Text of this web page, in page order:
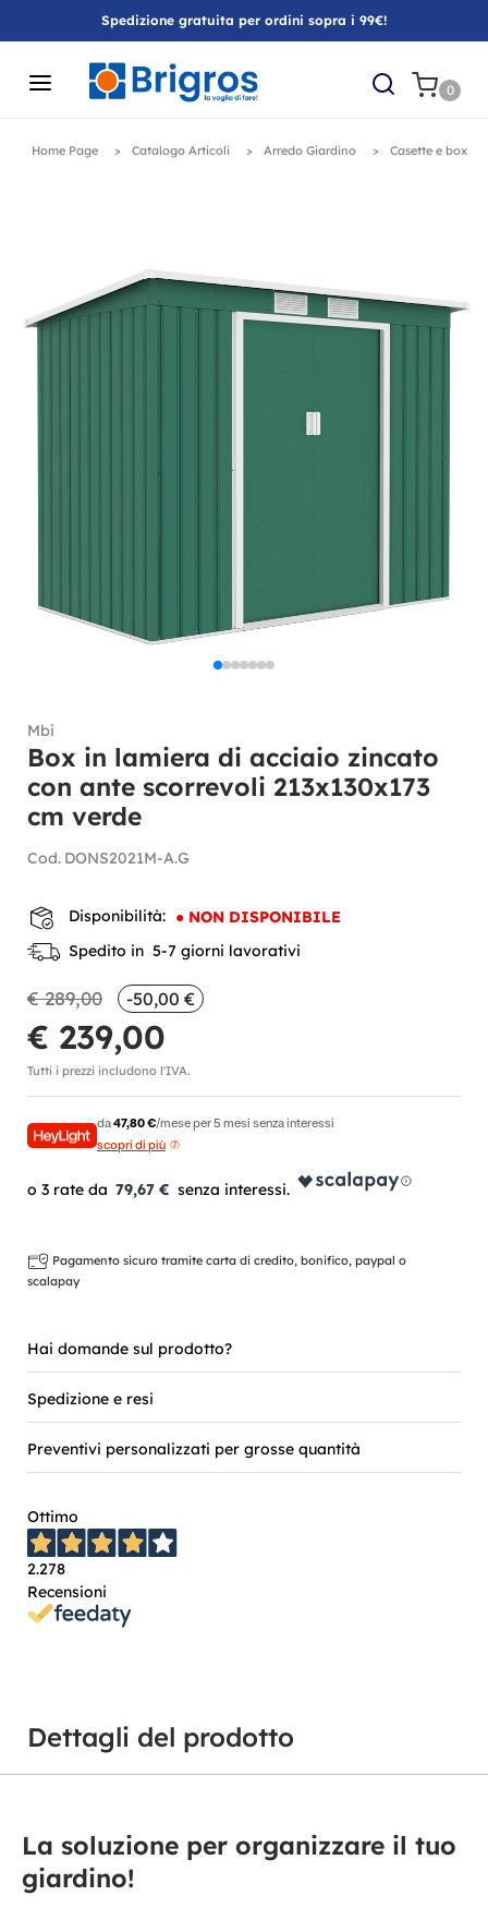
Spedizione gratuita per ordini sopra i 99€!
0
Home Page Catalogo Articoli Arredo Giardino Casette e box
Mbi
Box in lamiera di acciaio zincato
con ante scorrevoli 213x130x173
cm verde
Cod. DONS2021M-A.G
Disponibilità: ● NON DISPONIBILE
Spedito in 5-7 giorni lavorativi
€ 289,00 -50,00 €
€ 239,00
Tutti i prezzi includono l'IVA.
da47,80 €/mese per 5 mesi senza interessi
scopri di più
79,67 €
Pagamento sicuro tramite carta di credito, bonifico, paypal o
scalapay
Hai domande sul prodotto?
Spedizione e resi
Preventivi personalizzati per grosse quantità
Ottimo
2.278
Recensioni
Dettagli del prodotto
La soluzione per organizzare il tuo
giardino!